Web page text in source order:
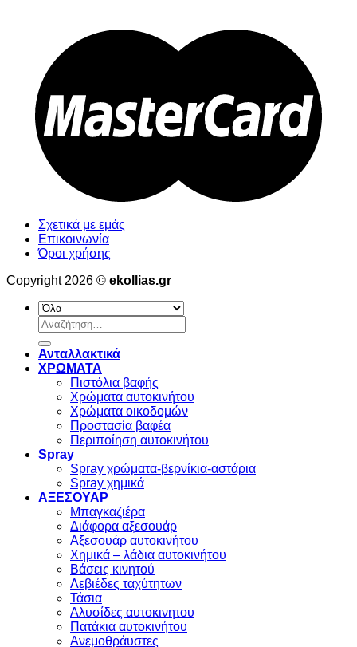
Σχετικά με εμάς
Επικοινωνία
Όροι χρήσης
Copyright 2026 © ekollias.gr
Αναζήτηση
για:
Ανταλλακτικά
ΧΡΩΜΑΤΑ
Πιστόλια βαφής
Χρώματα αυτοκινήτου
Χρώματα οικοδομών
Προστασία βαφέα
Περιποίηση αυτοκινήτου
Spray
Spray χρώματα-βερνίκια-αστάρια
Spray χημικά
ΑΞΕΣΟΥΑΡ
Μπαγκαζιέρα
Διάφορα αξεσουάρ
Αξεσουάρ αυτοκινήτου
Χημικά – λάδια αυτοκινήτου
Βάσεις κινητού
Λεβιέδες ταχύτητων
Τάσια
Αλυσίδες αυτοκινητου
Πατάκια αυτοκινήτου
Ανεμοθράυστες